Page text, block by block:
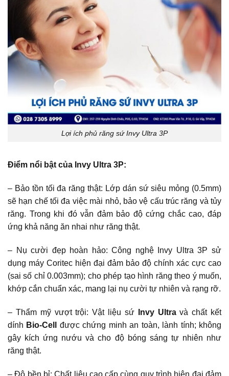
Lợi ích phủ răng sứ Invy Ultra 3P
Điểm nổi bật của Invy Ultra 3P:
– Bảo tồn tối đa răng thật: Lớp dán sứ siêu mỏng (0.5mm)
sẽ hạn chế tối đa việc mài nhỏ, bảo vệ cấu trúc răng và tủy
răng. Trong khi đó vẫn đảm bảo độ cứng chắc cao, đáp
ứng khả năng ăn nhai như răng thật.
– Nụ cười đẹp hoàn hảo: Công nghệ Invy Ultra 3P sử
dụng máy Coritec hiện đại đảm bảo độ chính xác cực cao
(sai số chỉ 0.003mm); cho phép tạo hình răng theo ý muốn,
khớp cắn chuẩn xác, mang lại nụ cười tự nhiên và rạng rỡ.
– Thẩm mỹ vượt trội: Vật liệu sứ Invy Ultravà chất kết
dính Bio-Cell
được chứng minh an toàn, lành tính; không
gây kích ứng nướu và cho độ bóng sáng tự nhiên như
răng thật.
– Độ bền bỉ: Chất liệu cao cấp cùng quy trình hiện đại đảm